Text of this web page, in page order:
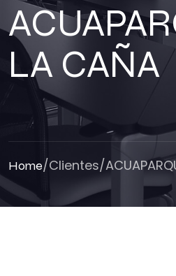
LA CAÑA
Home/Clientes/